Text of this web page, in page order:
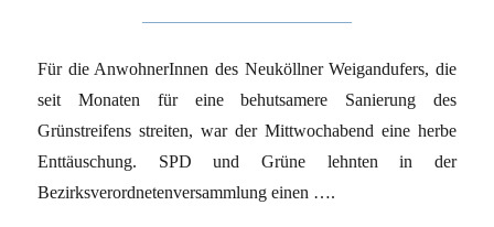
Für die AnwohnerInnen des Neuköllner Weigandufers, die
seit Monaten für eine behutsamere Sanierung des
Grünstreifens streiten, war der Mittwochabend eine herbe
Enttäuschung. SPD und Grüne lehnten in der
Bezirksverordnetenversammlung einen ….